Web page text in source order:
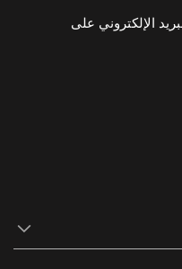
الإلكتروني على